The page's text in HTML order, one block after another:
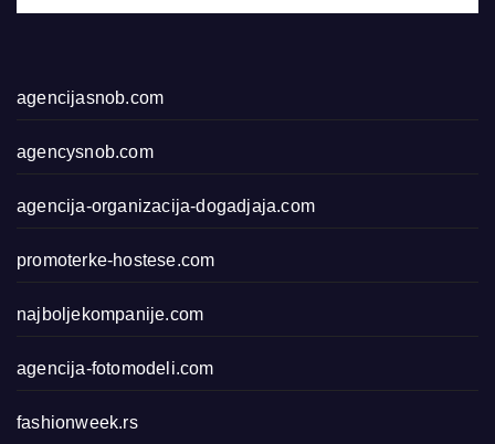
agencijasnob.com
agencysnob.com
agencija-organizacija-dogadjaja.com
promoterke-hostese.com
najboljekompanije.com
agencija-fotomodeli.com
fashionweek.rs